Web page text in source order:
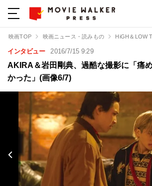
映画TOP 映画ニュース・読みもの HiGH＆LOW
インタビュー 2016/7/15 9:29
AKIRA＆岩田剛典、過酷な撮影に「痛
かった」(画像6/7)